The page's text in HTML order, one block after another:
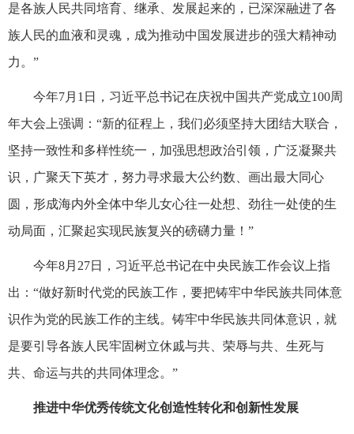
是各族人民共同培育、继承、发展起来的，已深深融进了各
族人民的血液和灵魂，成为推动中国发展进步的强大精神动
力。”
今年7月1日，习近平总书记在庆祝中国共产党成立100周
年大会上强调：“新的征程上，我们必须坚持大团结大联合，
坚持一致性和多样性统一，加强思想政治引领，广泛凝聚共
识，广聚天下英才，努力寻求最大公约数、画出最大同心
圆，形成海内外全体中华儿女心往一处想、劲往一处使的生
动局面，汇聚起实现民族复兴的磅礴力量！”
今年8月27日，习近平总书记在中央民族工作会议上指
出：“做好新时代党的民族工作，要把铸牢中华民族共同体意
识作为党的民族工作的主线。铸牢中华民族共同体意识，就
是要引导各族人民牢固树立休戚与共、荣辱与共、生死与
共、命运与共的共同体理念。”
推进中华优秀传统文化创造性转化和创新性发展